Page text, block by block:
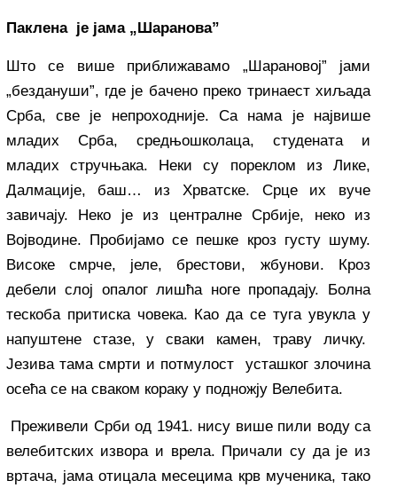
Паклена је јама „Шаранова”
Што се више приближавамо „Шарановој” јами
„бездануши”, где је бачено преко тринаест хиљада
Срба, све је непроходније. Са нама је највише
младих Срба, средњошколаца, студената и
младих стручњака. Неки су пореклом из Лике,
Далмације, баш… из Хрватске. Срце их вуче
завичају. Неко је из централне Србије, неко из
Војводине. Пробијамо се пешке кроз густу шуму.
Високе смрче, јеле, брестови, жбунови. Кроз
дебели слој опалог лишћа ноге пропадају. Болна
тескоба притиска човека. Као да се туга увукла у
напуштене стазе, у сваки камен, траву личку.
Језива тама смрти и потмулост усташког злочина
осећа се на сваком кораку у подножју Велебита.
Преживели Срби од 1941. нису више пили воду са
велебитских извора и врела. Причали су да је из
вртача, јама отицала месецима крв мученика, тако